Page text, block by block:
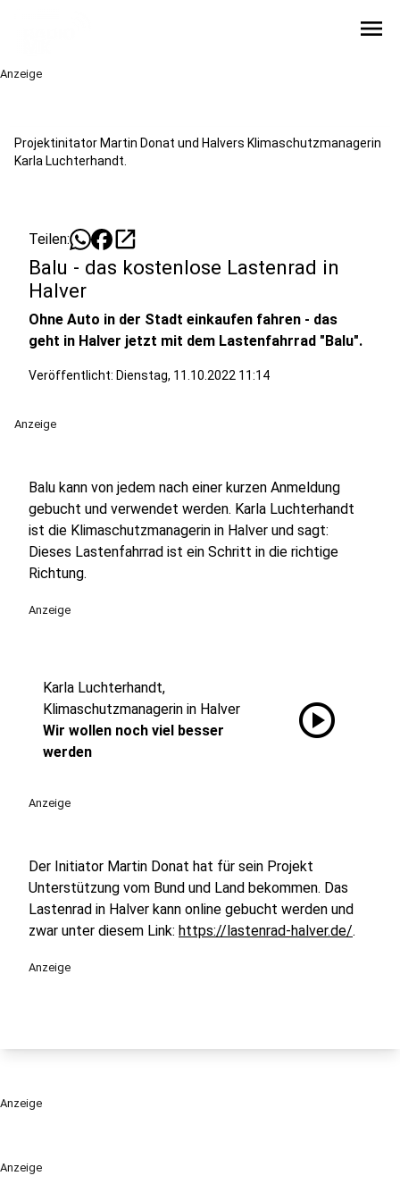
menu
Anzeige
Anzeige
Projektinitator Martin Donat und Halvers Klimaschutzmanagerin
Karla Luchterhandt.
Teilen: open_in_new
Balu - das kostenlose Lastenrad in
Halver
Ohne Auto in der Stadt einkaufen fahren - das
geht in Halver jetzt mit dem Lastenfahrrad "Balu".
Veröffentlicht: Dienstag, 11.10.2022 11:14
Anzeige
Balu kann von jedem nach einer kurzen Anmeldung
gebucht und verwendet werden. Karla Luchterhandt
ist die Klimaschutzmanagerin in Halver und sagt:
Dieses Lastenfahrrad ist ein Schritt in die richtige
Richtung.
Anzeige
Karla Luchterhandt,
Klimaschutzmanagerin in Halver
Wir wollen noch viel besser
werden
play_circle
Anzeige
Der Initiator Martin Donat hat für sein Projekt
Unterstützung vom Bund und Land bekommen. Das
Lastenrad in Halver kann online gebucht werden und
zwar unter diesem Link: https://lastenrad-halver.de/.
Anzeige
Anzeige